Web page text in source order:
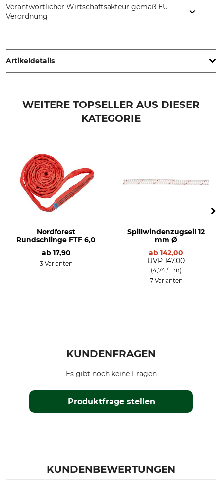
Verantwortlicher Wirtschaftsakteur gemäß EU-
Verordnung
Wolfenbüttel, Germany, www.eder-maschinenbau.de
Artikeldetails
Herstellung
WEITERE TOPSELLER AUS DIESER
KATEGORIE
Nordforest
Rundschlinge FTF 6,0
ab 17,90
3 Varianten
Spillwindenzugseil 12
mm Ø
ab 142,00
UVP 147,00
(4,74 / 1 m)
7 Varianten
KUNDENFRAGEN
Produktfrage stellen
Es gibt noch keine Fragen
KUNDENBEWERTUNGEN